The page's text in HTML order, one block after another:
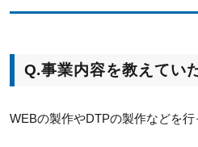
Q.事業内容を教えてい
WEBの製作やDTPの製作などを行